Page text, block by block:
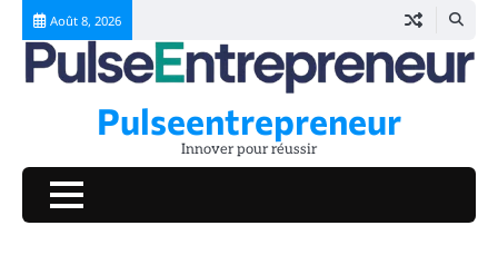
Skip
content
Août 8, 2026
Pulseentrepreneur
Innover pour réussir